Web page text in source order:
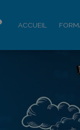
ACCUEIL